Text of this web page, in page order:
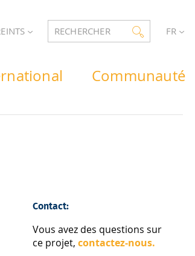
RECHERCHER FR
Communauté
Contact:
Vous avez des questions sur
ce projet,contactez-nous.